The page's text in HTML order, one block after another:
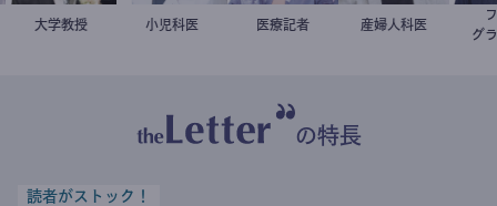
金谷一朗
大学教授 今西洋介
小児科医 岩永直子
医療記者 重見大介
産婦人科医
の特長
読者がストック！